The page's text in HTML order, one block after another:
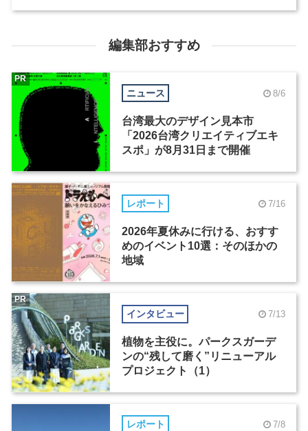
編集部おすすめ
ニュース 8/6
台湾最大のデザイン見本市
「2026台湾クリエイティブエキ
スポ」が8月31日まで開催
PR
レポート 7/16
2026年夏休みに行ける、おすす
めのイベント10選：そのほかの
地域
インタビュー 7/13
植物を主役に。パークスガーデ
ンの“残して磨く”リニューアル
プロジェクト（1）
PR
レポート 7/8